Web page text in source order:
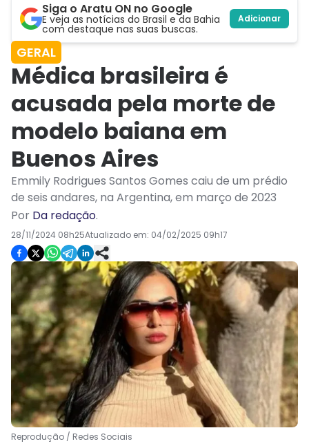
Siga o Aratu ON no Google
E veja as notícias do Brasil e da Bahia
com destaque nas suas buscas.
Adicionar
GERAL
Médica brasileira é
acusada pela morte de
modelo baiana em
Buenos Aires
Emmily Rodrigues Santos Gomes caiu de um prédio
de seis andares, na Argentina, em março de 2023
Por Da redação.
28/11/2024 08h25Atualizado em: 04/02/2025 09h17
Reprodução / Redes Sociais